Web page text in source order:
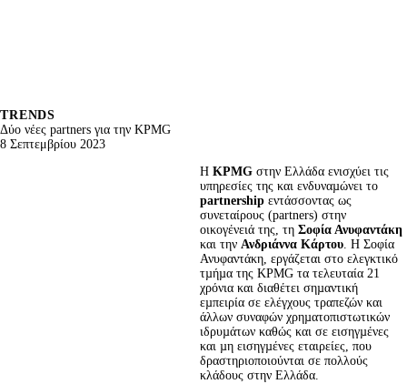
TRENDS
Δύο νέες partners για την KPMG
8 Σεπτεμβρίου 2023
Η KPMG στην Ελλάδα ενισχύει τις
υπηρεσίες της και ενδυναµώνει το
partnership εντάσσοντας ως
συνεταίρους (partners) στην
οικογένειά της, τη Σοφία Ανυφαντάκη
και την Ανδριάννα Κάρτου. H Σοφία
Ανυφαντάκη, εργάζεται στο ελεγκτικό
τµήµα της KPMG τα τελευταία 21
χρόνια και διαθέτει σηµαντική
εµπειρία σε ελέγχους τραπεζών και
άλλων συναφών χρηµατοπιστωτικών
ιδρυµάτων καθώς και σε εισηγµένες
και µη εισηγµένες εταιρείες, που
δραστηριοποιούνται σε πολλούς
κλάδους στην Ελλάδα.